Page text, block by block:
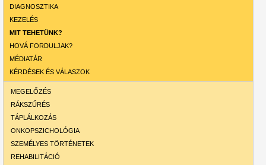
DIAGNOSZTIKA
KEZELÉS
MIT TEHETÜNK?
HOVÁ FORDULJAK?
MÉDIATÁR
KÉRDÉSEK ÉS VÁLASZOK
MEGELŐZÉS
RÁKSZŰRÉS
TÁPLÁLKOZÁS
ONKOPSZICHOLÓGIA
SZEMÉLYES TÖRTÉNETEK
REHABILITÁCIÓ